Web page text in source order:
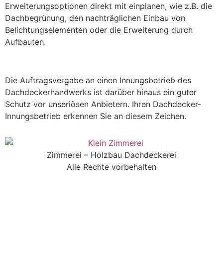
Erweiterungsoptionen direkt mit einplanen, wie z.B. die
Dachbegrünung, den nachträglichen Einbau von
Belichtungselementen oder die Erweiterung durch
Aufbauten.
Die Auftragsvergabe an einen Innungsbetrieb des
Dachdeckerhandwerks ist darüber hinaus ein guter
Schutz vor unseriösen Anbietern. Ihren Dachdecker-
Innungsbetrieb erkennen Sie an diesem Zeichen.
Zimmerei – Holzbau Dachdeckerei
Alle Rechte vorbehalten